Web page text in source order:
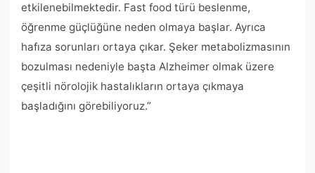
etkilenebilmektedir. Fast food türü beslenme,
öğrenme güçlüğüne neden olmaya başlar. Ayrıca
hafıza sorunları ortaya çıkar. Şeker metabolizmasının
bozulması nedeniyle başta Alzheimer olmak üzere
çeşitli nörolojik hastalıkların ortaya çıkmaya
başladığını görebiliyoruz.”